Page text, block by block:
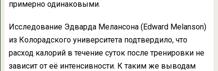
примерно одинаковыми.
Исследование Эдварда Мелансона (Edward Melanson)
из Колорадского университета подтвердило, что
расход калорий в течение суток после тренировки не
зависит от её интенсивности. К таким же выводам